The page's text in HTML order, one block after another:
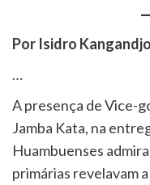
Por Isidro Kangandjo
…
A presença de Vice-
Jamba Kata, na
Huambuenses
primárias revelavam